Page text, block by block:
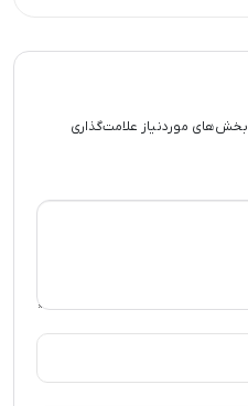
بخش‌های موردنیاز علامت‌گذاری